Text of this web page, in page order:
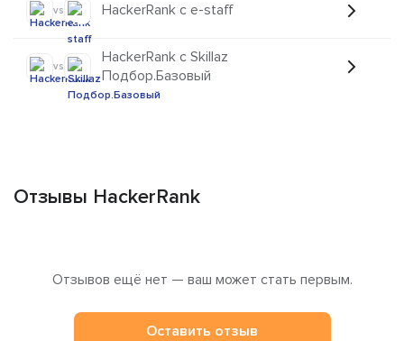
vs HackerRank с e-staff
vs
HackerRank с Skillaz
Подбор.Базовый
Отзывы HackerRank
Отзывов ещё нет — ваш может стать первым.
Оставить отзыв